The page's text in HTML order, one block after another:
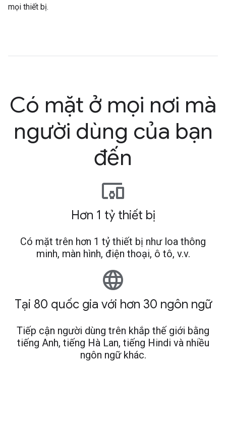
mọi thiết bị.
Có mặt ở mọi nơi mà
người dùng của bạn
đến
devices_other
Hơn 1 tỷ thiết bị
Có mặt trên hơn 1 tỷ thiết bị như loa thông
minh, màn hình, điện thoại, ô tô, v.v.
language
Tại 80 quốc gia với hơn 30 ngôn ngữ
Tiếp cận người dùng trên khắp thế giới bằng
tiếng Anh, tiếng Hà Lan, tiếng Hindi và nhiều
ngôn ngữ khác.